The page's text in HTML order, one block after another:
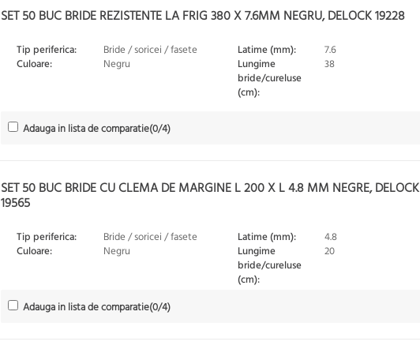
SET 50 BUC BRIDE REZISTENTE LA FRIG 380 X 7.6MM NEGRU, DELOCK 19228
Tip periferica:
Bride / soricei / fasete
Culoare:
Negru
Latime (mm):
7.6
Lungime
bride/cureluse
(cm):
38
Adauga in lista de comparatie(0/4)
SET 50 BUC BRIDE CU CLEMA DE MARGINE L 200 X L 4.8 MM NEGRE, DELOCK
19565
Tip periferica:
Bride / soricei / fasete
Culoare:
Negru
Latime (mm):
4.8
Lungime
bride/cureluse
(cm):
20
Adauga in lista de comparatie(0/4)